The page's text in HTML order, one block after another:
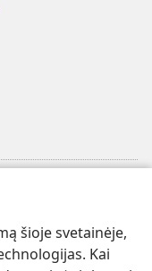
šioje svetainėje,
Kai